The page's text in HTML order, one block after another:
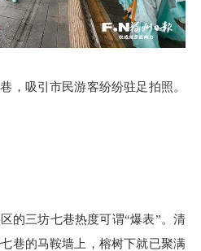
吸引市民游客纷纷驻足拍照。
三坊七巷热度可谓“爆表”。清
巷的马鞍墙上，榕树下就已聚满